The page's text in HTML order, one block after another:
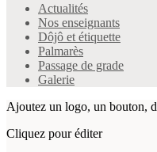
Actualités
Nos enseignants
Dôjô et étiquette
Palmarès
Passage de grade
Galerie
Ajoutez un logo, un bouton,
Cliquez pour éditer